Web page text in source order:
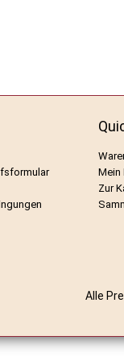
Mein
Zur
Alle